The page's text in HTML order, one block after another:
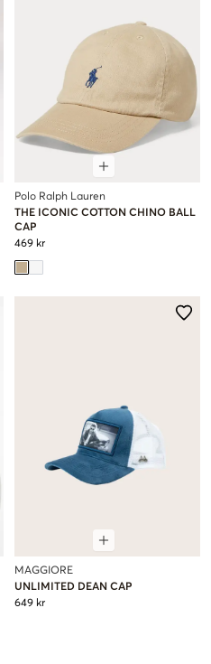
Polo Ralph Lauren
THE ICONIC COTTON CHINO BALL
CAP
469 kr
MAGGIORE
UNLIMITED DEAN CAP
649 kr